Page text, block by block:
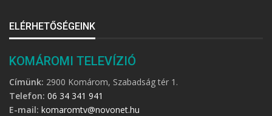
ELÉRHETŐSÉGEINK
KOMÁROMI TELEVÍZIÓ
Címünk: 2900 Komárom, Szabadság tér 1.
Telefon: 06 34 341 941
E-mail: komaromtv@novonet.hu